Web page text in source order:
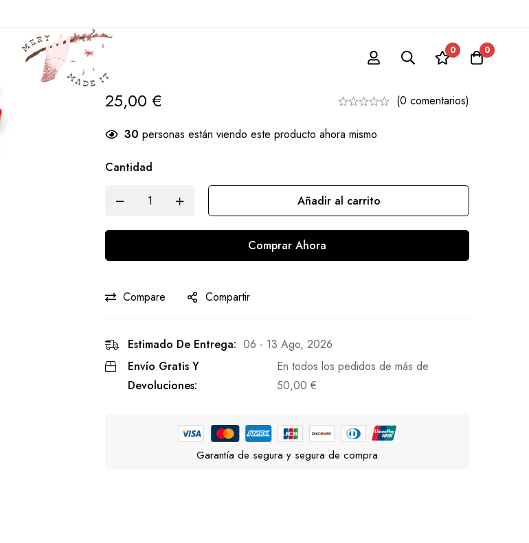
0 0
Kanzashi Hu Tao
25,00 € (0 comentarios)
30 personas están viendo este producto ahora mismo
Cantidad
Añadir al carrito
Comprar Ahora
Compare Compartir
Estimado De Entrega: 06 - 13 Ago, 2026
Envío Gratis Y
Devoluciones:
En todos los pedidos de más de
50,00€
Garantía de segura y segura de compra